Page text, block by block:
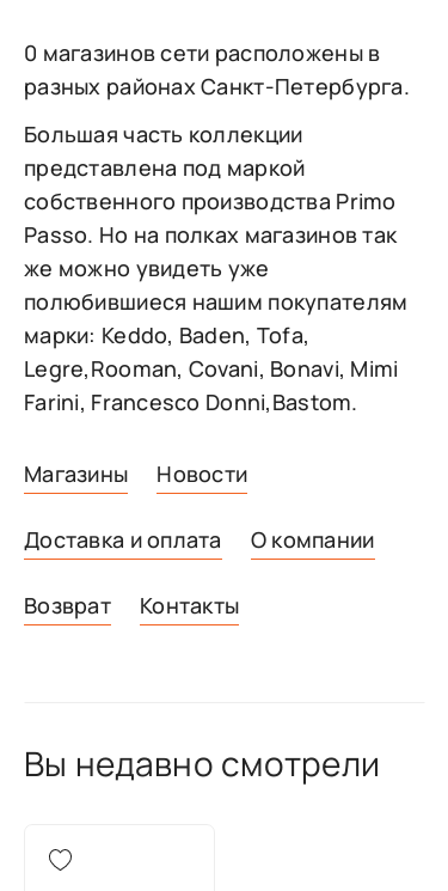
Магазины Новости
Доставка и оплата О компании
Возврат Контакты
0 магазинов сети расположены в
разных районах Санкт-Петербурга.
Большая часть коллекции
представлена под маркой
собственного производства Primo
Passo. Но на полках магазинов так
же можно увидеть уже
полюбившиеся нашим покупателям
марки: Keddo, Baden, Tofa,
Legre,Rooman, Covani, Bonavi, Mimi
Farini, Francesco Donni,Bastom.
Вы недавно смотрели